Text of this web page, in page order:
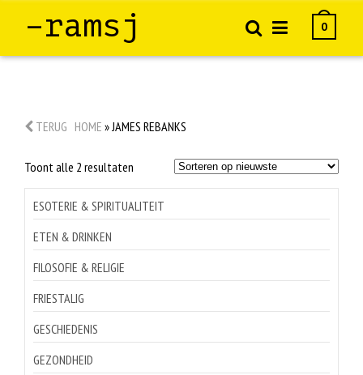
–ramsj 0
TERUG HOME »JAMES REBANKS
Toont alle 2 resultaten Gesorteerd
nieuwste
ESOTERIE & SPIRITUALITEIT
ETEN & DRINKEN
FILOSOFIE & RELIGIE
FRIESTALIG
GESCHIEDENIS
GEZONDHEID